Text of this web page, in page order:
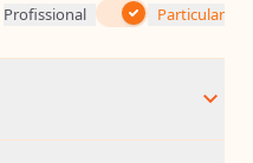
Profissional Inc. IVA Particular